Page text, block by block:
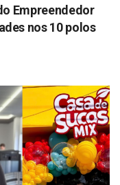
Empreendedor
nos 10 polos